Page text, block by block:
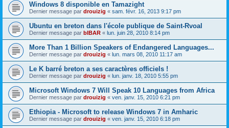
Windows 8 disponible en Tamazight
Dernier message par drouizig « sam. févr. 16, 2013 9:17 pm
Ubuntu en breton dans l'école publique de Saint-Rvoal
Dernier message par bIBAR « lun. juin 28, 2010 8:14 pm
More Than 1 Billion Speakers of Endangered Languages...
Dernier message par drouizig « lun. mars 08, 2010 11:17 am
Le K barré breton a ses caractères officiels !
Dernier message par drouizig « lun. janv. 18, 2010 5:55 pm
Microsoft Windows 7 Will Speak 10 Languages from Africa
Dernier message par drouizig « ven. janv. 15, 2010 6:21 pm
Ethiopia - Microsoft to release Windows 7 in Amharic
Dernier message par drouizig « ven. janv. 15, 2010 6:18 pm